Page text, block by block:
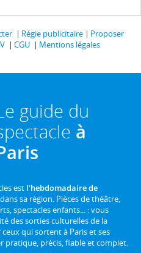
Régie publicitaire
Proposer
CGU
Mentions légales
guide du
à
est l'hebdomadaire de
sa région. Pièces de théâtre,
spectacles enfants... : vous
des sorties culturelles de la
qui sortent à Paris et ses
pratique, précis, fiable et complet.